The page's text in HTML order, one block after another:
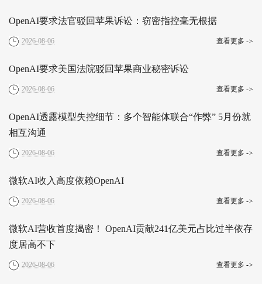
OpenAI要求法官驳回苹果诉讼：窃密指控毫无根据
2026-08-06 查看更多 ->
OpenAI要求美国法院驳回苹果商业秘密诉讼
2026-08-06 查看更多 ->
OpenAI透露模型失控细节：多个智能体联合“作弊” 5月份就
相互沟通
2026-08-06 查看更多 ->
微软AI收入高度依赖OpenAI
2026-08-06 查看更多 ->
微软AI营收首度揭密！ OpenAI贡献241亿美元占比过半依存
度居高不下
2026-08-06 查看更多 ->